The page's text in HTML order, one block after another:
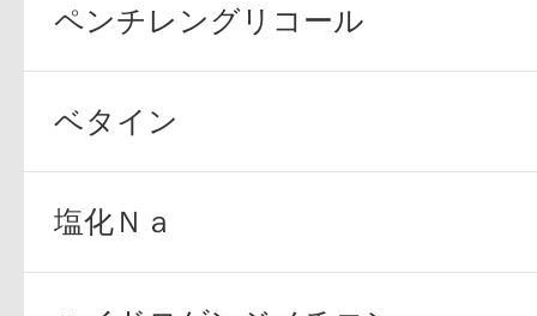
ペンチレングリコール
ベタイン
塩化Ｎａ